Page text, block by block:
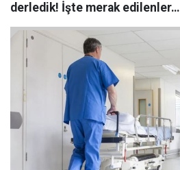
derledik! İşte merak edilenler…